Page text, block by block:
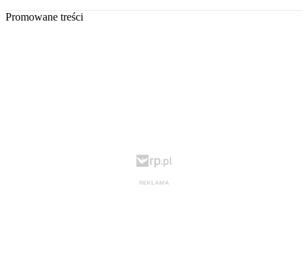
Promowane treści